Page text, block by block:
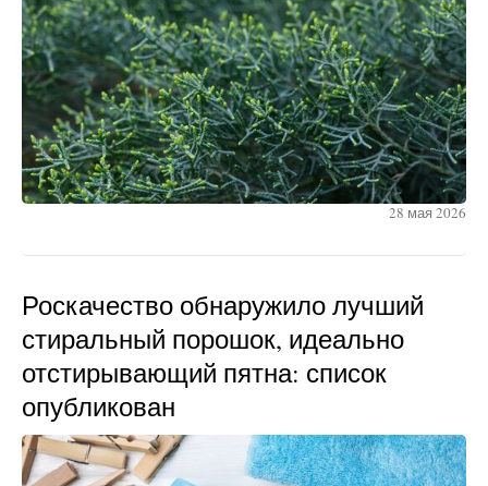
28 мая 2026
Роскачество обнаружило лучший
стиральный порошок, идеально
отстирывающий пятна: список
опубликован